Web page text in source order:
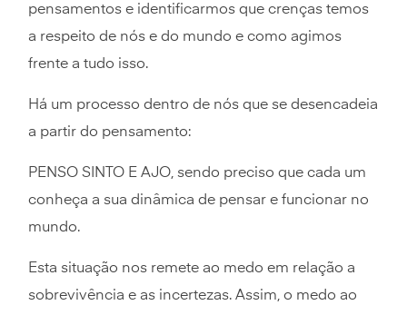
pensamentos e identificarmos que crenças temos
a respeito de nós e do mundo e como agimos
frente a tudo isso.
Há um processo dentro de nós que se desencadeia
a partir do pensamento:
PENSO SINTO E AJO, sendo preciso que cada um
conheça a sua dinâmica de pensar e funcionar no
mundo.
Esta situação nos remete ao medo em relação a
sobrevivência e as incertezas. Assim, o medo ao